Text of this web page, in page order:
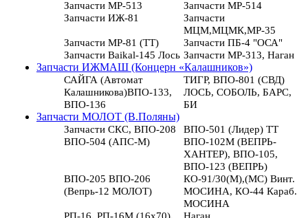
Запчасти МР-513
Запчасти МР-514
Запчасти ИЖ-81
Запчасти
МЦМ,МЦМК,МР-35
Запчасти МР-81 (ТТ)
Запчасти ПБ-4 "ОСА"
Запчасти Baikal-145 Лось Запчасти МР-313, Наган
Запчасти ИЖМАШ (Концерн «Калашников»)
САЙГА (Автомат
Калашникова)ВПО-133,
ВПО-136
ТИГР, ВПО-801 (СВД)
ЛОСЬ, СОБОЛЬ, БАРС,
БИ
Запчасти МОЛОТ (В.Поляны)
Запчасти СКС, ВПО-208
ВПО-501 (Лидер) ТТ
ВПО-504 (АПС-М)
ВПО-102М (ВЕПРЬ-
ХАНТЕР), ВПО-105,
ВПО-123 (ВЕПРЬ)
ВПО-205 ВПО-206
(Вепрь-12 МОЛОТ)
КО-91/30(М),(МС) Винт.
МОСИНА, КО-44 Караб.
МОСИНА
РП-16, РП-16М (16х70),
Наган